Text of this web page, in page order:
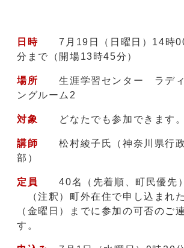
日時 7月19日（日曜日）14時
分まで（開場13時45分）
場所 生涯学習センター ラデ
ングルーム2
対象 どなたでも参加できます。
講師 松村綾子氏（神奈川県行政
部）
定員
40名（先着順、町民優先）
（注釈）町外在住で申し込まれ
（金曜日）までに参加の可否のご
す。